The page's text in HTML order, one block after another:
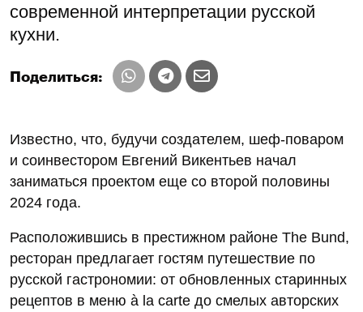
современной интерпретации русской
кухни.
Поделиться:
Известно, что, будучи создателем, шеф-поваром
и соинвестором Евгений Викентьев начал
заниматься проектом еще со второй половины
2024 года.
Расположившись в престижном районе The Bund,
ресторан предлагает гостям путешествие по
русской гастрономии: от обновленных старинных
рецептов в меню à la carte до смелых авторских